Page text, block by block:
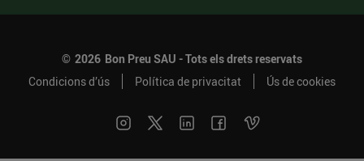
© 2026 Bon Preu SAU - Tots els drets reservats
Condicions d’ús
Política de privacitat Ús de cookies